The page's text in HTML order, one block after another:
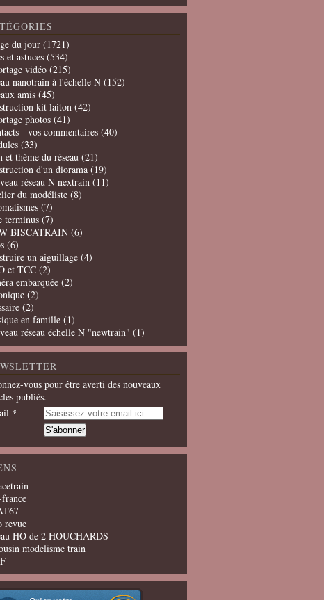
du jour (1721)
et astuces (534)
vidéo (215)
nanotrain à l'échelle N (152)
amis (45)
kit laiton (42)
photos (41)
- vos commentaires (40)
(33)
et thème du réseau (21)
d'un diorama (19)
réseau N nextrain (11)
du modéliste (8)
(7)
terminus (7)
BISCATRAIN (6)
(6)
un aiguillage (4)
et TCC (2)
embarquée (2)
(2)
(2)
en famille (1)
réseau échelle N "newtrain" (1)
vous pour être averti des nouveaux
publiés.
revue
HO de 2 HOUCHARDS
modelisme train